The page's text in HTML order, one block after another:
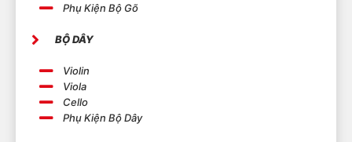
Phụ Kiện Bộ Gõ
BỘ DÂY
Violin
Viola
Cello
Phụ Kiện Bộ Dây